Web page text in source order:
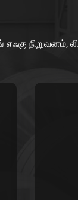
நிறுவனம்,